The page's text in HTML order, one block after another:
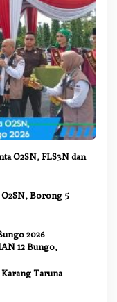
O2SN, FLS3N dan
Borong 5
2026
12 Bungo,
Karang Taruna